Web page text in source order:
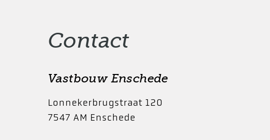
Contact
Vastbouw Enschede
Lonnekerbrugstraat 120
7547 AM Enschede